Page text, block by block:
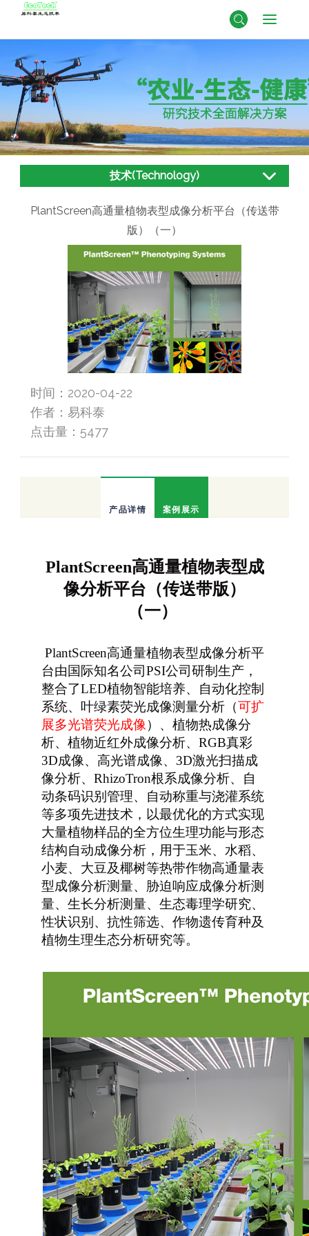
技术(Technology)
PlantScreen高通量植物表型成像分析平台（传送带
版）（一）
时间：2020-04-22
作者：易科泰
点击量： 5477
产品详情 案例展示
PlantScreen高通量植物表型成
像分析平台（传送带版）
（一）
PlantScreen高通量植物表型成像分析平
台由国际知名公司PSI公司研制生产，
整合了LED植物智能培养、自动化控制
系统、叶绿素荧光成像测量分析（可扩
展多光谱荧光成像 ）、植物热成像分
析、植物近红外成像分析、RGB真彩
3D成像、高光谱成像、3D激光扫描成
像分析、RhizoTron根系成像分析、自
动条码识别管理、自动称重与浇灌系统
等多项先进技术， 以最优化的方式实现
大量植物样品的全方位生理功能与形态
结构自动成像分析，用于玉米、水稻、
小麦、大豆及椰树等热带作物高通量表
型成像分析测量、胁迫响应成像分析测
量、生长分析测量、生态毒理学研究、
性状识别、抗性筛选、作物遗传育种及
植物生理生态分析研究等。